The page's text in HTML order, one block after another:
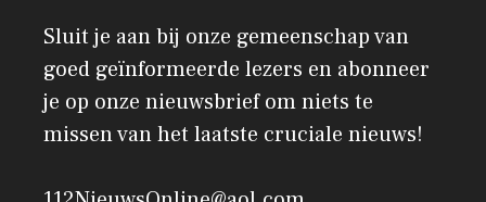
Sluit je aan bij onze gemeenschap van
goed geïnformeerde lezers en abonneer
je op onze nieuwsbrief om niets te
missen van het laatste cruciale nieuws!